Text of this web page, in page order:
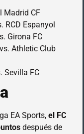
Madrid CF
RCD Espanyol
Girona FC
Athletic Club
Sevilla FC
EA Sports, el FC
después de